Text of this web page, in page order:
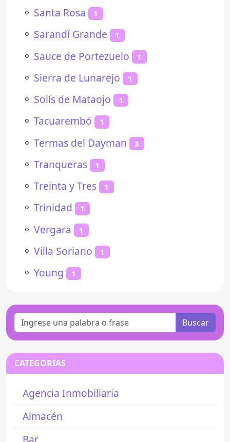
⚬ Santa Rosa 1
⚬ Sarandí Grande 1
⚬ Sauce de Portezuelo 1
⚬ Sierra de Lunarejo 1
⚬ Solís de Mataojo 1
⚬ Tacuarembó 1
⚬ Termas del Dayman 3
⚬ Tranqueras 1
⚬ Treinta y Tres 1
⚬ Trinidad 1
⚬ Vergara 1
⚬ Villa Soriano 1
⚬ Young 1
Buscar
CATEGORÍAS
Agencia Inmobiliaria
Almacén